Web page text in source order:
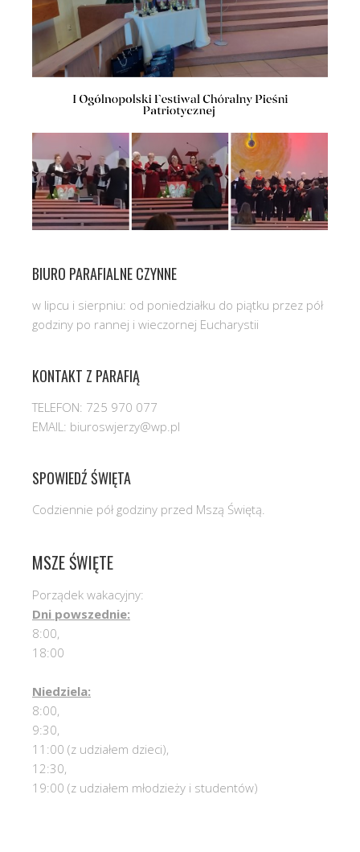
BIURO PARAFIALNE CZYNNE
w lipcu i sierpniu: od poniedziałku do piątku przez pół
godziny po rannej i wieczornej Eucharystii
KONTAKT Z PARAFIĄ
TELEFON: 725 970 077
EMAIL: biuroswjerzy@wp.pl
SPOWIEDŹ ŚWIĘTA
Codziennie pół godziny przed Mszą Świętą.
MSZE ŚWIĘTE
Porządek wakacyjny:
Dni powszednie:
8:00,
18:00
Niedziela:
8:00,
9:30,
11:00 (z udziałem dzieci),
12:30,
19:00 (z udziałem młodzieży i studentów)